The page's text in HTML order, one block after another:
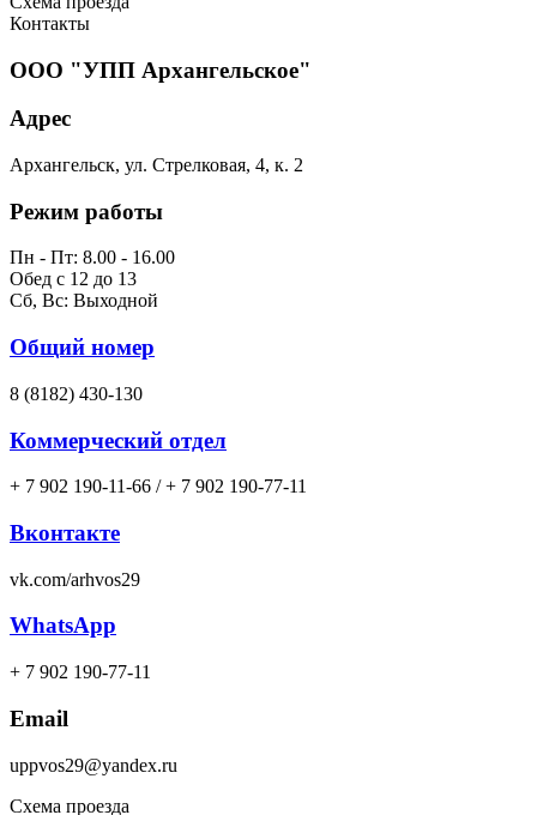
Контакты
ООО "УПП Архангельское"
Адрес
Архангельск, ул. Стрелковая, 4, к. 2
Режим работы
Пн - Пт: 8.00 - 16.00
Обед с 12 до 13
Сб, Вс: Выходной
Общий номер
8 (8182) 430-130
Коммерческий отдел
+ 7 902 190-11-66 / + 7 902 190-77-11
Вконтакте
vk.com/arhvos29
WhatsApp
+ 7 902 190-77-11
Email
uppvos29@yandex.ru
Схема проезда